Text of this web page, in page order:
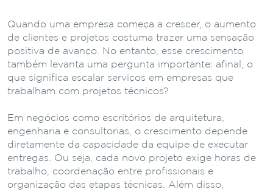
Quando uma empresa começa a crescer, o aumento
de clientes e projetos costuma trazer uma sensação
positiva de avanço. No entanto, esse crescimento
também levanta uma pergunta importante: afinal, o
que significa escalar serviços em empresas que
trabalham com projetos técnicos?
Em negócios como escritórios de arquitetura,
engenharia e consultorias, o crescimento depende
diretamente da capacidade da equipe de executar
entregas. Ou seja, cada novo projeto exige horas de
trabalho, coordenação entre profissionais e
organização das etapas técnicas. Além disso,